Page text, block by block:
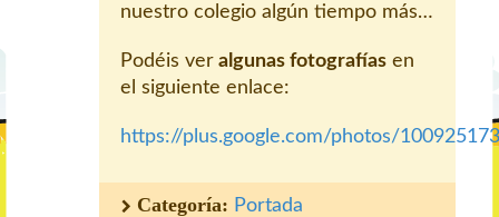
nuestro colegio algún tiempo más…
Podéis ver algunas fotografías en
el siguiente enlace:
https://plus.google.com/photos/
Categoría: Portada